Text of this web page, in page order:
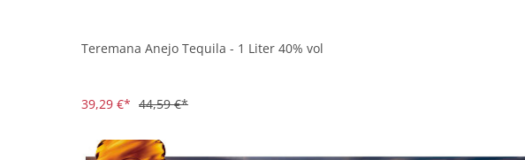
Teremana Anejo Tequila - 1 Liter 40% vol
39,29 €* 44,59 €*